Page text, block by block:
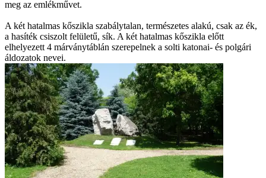
meg az emlékművet.
A két hatalmas kőszikla szabálytalan, természetes alakú, csak az ék,
a hasíték csiszolt felületű, sík. A két hatalmas kőszikla előtt
elhelyezett 4 márványtáblán szerepelnek a solti katonai- és polgári
áldozatok nevei.